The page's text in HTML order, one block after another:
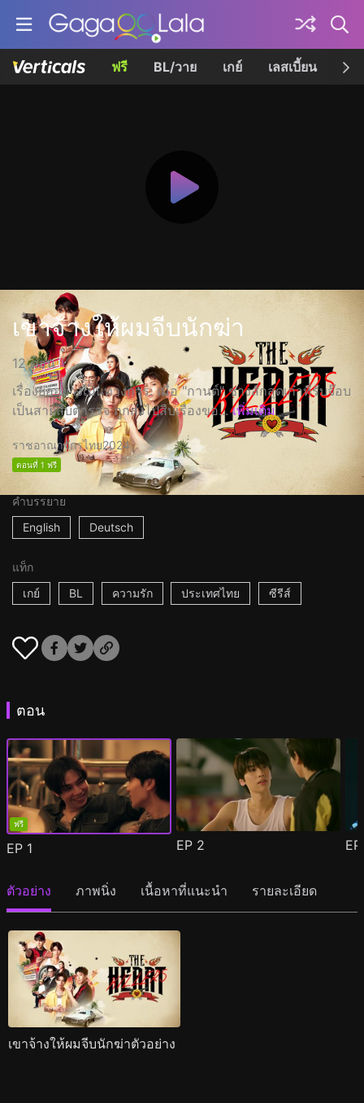
ฟรี BL/วาย เกย์ เลสเบี้ยน เค
เขาจ้างให้ผมจีบนักฆ่า
12 ตอน
เรื่องย่ออย่างเป็นทางการ: เมื่อ "กานต์" ช่างสักสุดเก๋าที่รับจ๊อบ
เป็นสายสืบตำรวจ ถูกส่งไปสืบเรื่องขอ... เพิ่มเติม
ราชอาณาจักรไทย2024
ตอนที่ 1 ฟรี
คำบรรยาย
English
Deutsch
แท็ก
เกย์
BL ความรัก ประเทศไทย ซีรีส์
ตอน
ฟรี
EP 1 EP 2
ตัวอย่าง ภาพนิ่ง เนื้อหาที่แนะนำ รายละเอียด
เขาจ้างให้ผมจีบนักฆ่าตัวอย่าง